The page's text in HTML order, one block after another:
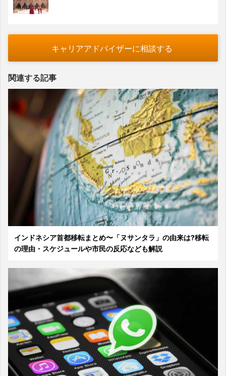
キャリアアドバイザーに相談する
関連する記事
インドネシア首都移転まとめ〜「ヌサンタラ」の由来は?移転
の理由・スケジュールや市民の反応なども解説